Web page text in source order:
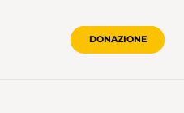
DONAZIONE